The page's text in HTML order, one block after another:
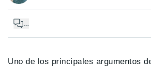
Uno de los principales argumentos